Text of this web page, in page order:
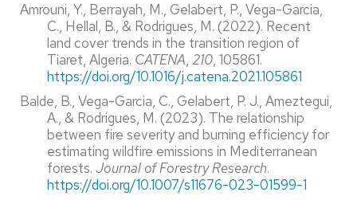
Amrouni, Y., Berrayah, M., Gelabert, P., Vega-Garcia,
C., Hellal, B., & Rodrigues, M. (2022). Recent
land cover trends in the transition region of
Tiaret, Algeria. CATENA, 210, 105861.
https://doi.org/10.1016/j.catena.2021.105861
Balde, B., Vega-Garcia, C., Gelabert, P. J., Ameztegui,
A., & Rodrigues, M. (2023). The relationship
between fire severity and burning efficiency for
estimating wildfire emissions in Mediterranean
forests. Journal of Forestry Research.
https://doi.org/10.1007/s11676-023-01599-1